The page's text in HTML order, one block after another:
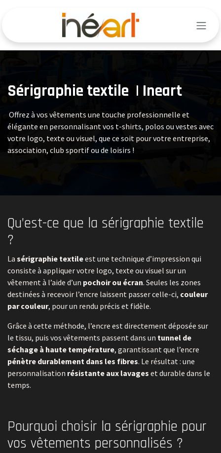
Sérigraphie textile | Ineart
Offrez à vos vêtements une touche professionnelle et
élégante en personnalisant vos t-shirts, polos ou vestes avec
votre logo, texte ou visuel, que ce soit pour votre entreprise,
association, club sportif ou de loisirs !
Qu’est-ce que la sérigraphie textile
?
La sérigraphie textileest une technique d’impression qui
consiste à appliquer votre logo, texte ou visuel sur un
vêtement à l’aide d’un pochoir ou écran. Seules les zones
destinées à recevoir l’encre laissent passer celle-ci, couleur
par couleur, pour un rendu précis et fidèle.
Grâce à cette méthode, l’encre est directement déposée sur
le tissu, puis vos vêtements passent dans un tunnel de
séchage à haute température, garantissant que l’encre
pénètre durablement dans les fibres. Le résultat : une
personnalisation résistante aux lavages et durable dans le
temps.
Pourquoi choisir la sérigraphie pour
vos vêtements personnalisés ?